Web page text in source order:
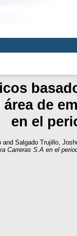
de
en el
and Salgado Trujillo,
Carreras S.A en el